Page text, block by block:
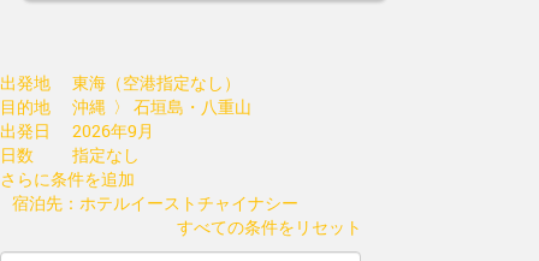
出発地
東海（空港指定なし）
目的地
沖縄 〉 石垣島・八重山
出発日
2026年9月
日数
指定なし
さらに条件を追加
宿泊先：ホテルイーストチャイナシー
すべての条件をリセット